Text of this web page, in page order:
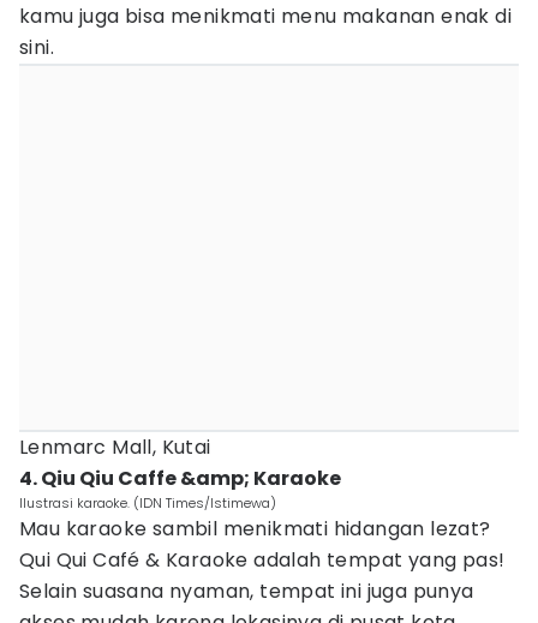
kamu juga bisa menikmati menu makanan enak di
sini.
Lenmarc Mall, Kutai
4. Qiu Qiu Caffe &amp; Karaoke
Ilustrasi karaoke. (IDN Times/Istimewa)
Mau karaoke sambil menikmati hidangan lezat?
Qui Qui Café & Karaoke adalah tempat yang pas!
Selain suasana nyaman, tempat ini juga punya